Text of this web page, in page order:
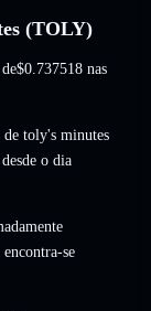
(TOLY)
$0.737518 nas
toly's minutes
desde o dia
se